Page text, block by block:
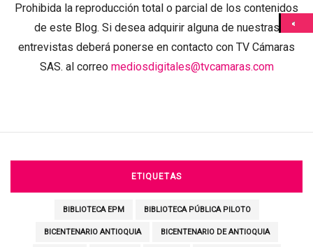
Prohibida la reproducción total o parcial de los contenidos
de este Blog. Si desea adquirir alguna de nuestras
entrevistas deberá ponerse en contacto con TV Cámaras
SAS. al correo mediosdigitales@tvcamaras.com
ETIQUETAS
BIBLIOTECA EPM BIBLIOTECA PÚBLICA PILOTO
BICENTENARIO ANTIOQUIA BICENTENARIO DE ANTIOQUIA